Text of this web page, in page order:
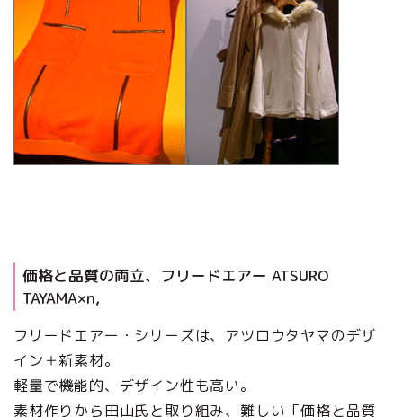
価格と品質の両立、フリードエアー ATSURO
TAYAMA×n,
フリードエアー・シリーズは、アツロウタヤマのデザ
イン＋新素材。
軽量で機能的、デザイン性も高い。
素材作りから田山氏と取り組み、難しい「価格と品質